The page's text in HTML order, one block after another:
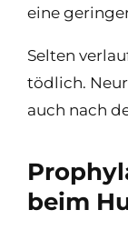
eine
Selten
tödlich.
auch nach
beim